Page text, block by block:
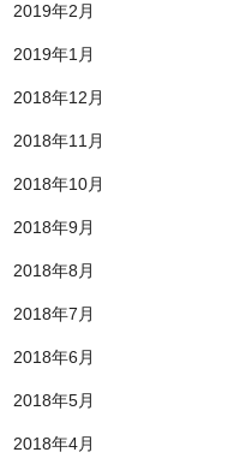
2019年2月
2019年1月
2018年12月
2018年11月
2018年10月
2018年9月
2018年8月
2018年7月
2018年6月
2018年5月
2018年4月